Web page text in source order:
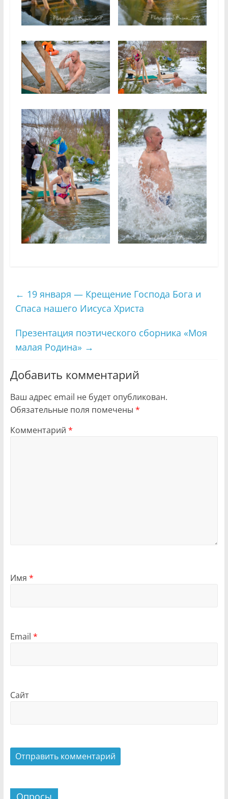
← 19 января — Крещение Господа Бога и
Спаса нашего Иисуса Христа
Презентация поэтического сборника «Моя
малая Родина» →
Добавить комментарий
Ваш адрес email не будет опубликован.
Обязательные поля помечены *
Комментарий *
Имя *
Email *
Сайт
Опросы